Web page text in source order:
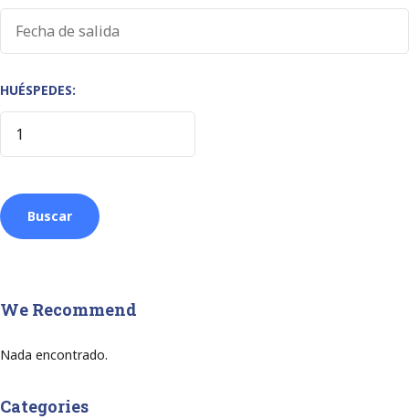
HUÉSPEDES:
We Recommend
Nada encontrado.
Categories